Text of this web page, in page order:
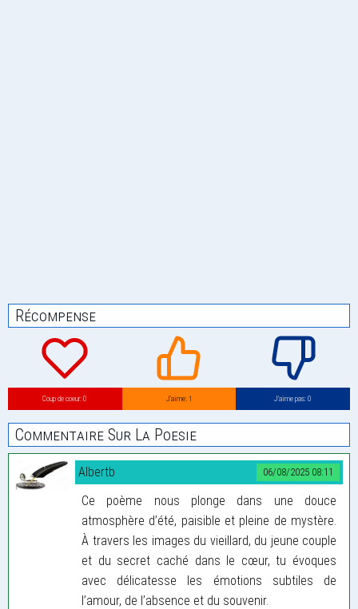
Récompense
Coup de coeur: 0 J’aime: 1 J’aime pas: 0
Commentaire Sur La Poesie
06/08/2025 08:11
Albertb
Ce poème nous plonge dans une douce
atmosphère d’été, paisible et pleine de mystère.
À travers les images du vieillard, du jeune couple
et du secret caché dans le cœur, tu évoques
avec délicatesse les émotions subtiles de
l’amour, de l’absence et du souvenir.